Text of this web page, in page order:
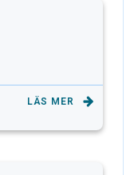
LÄS MER